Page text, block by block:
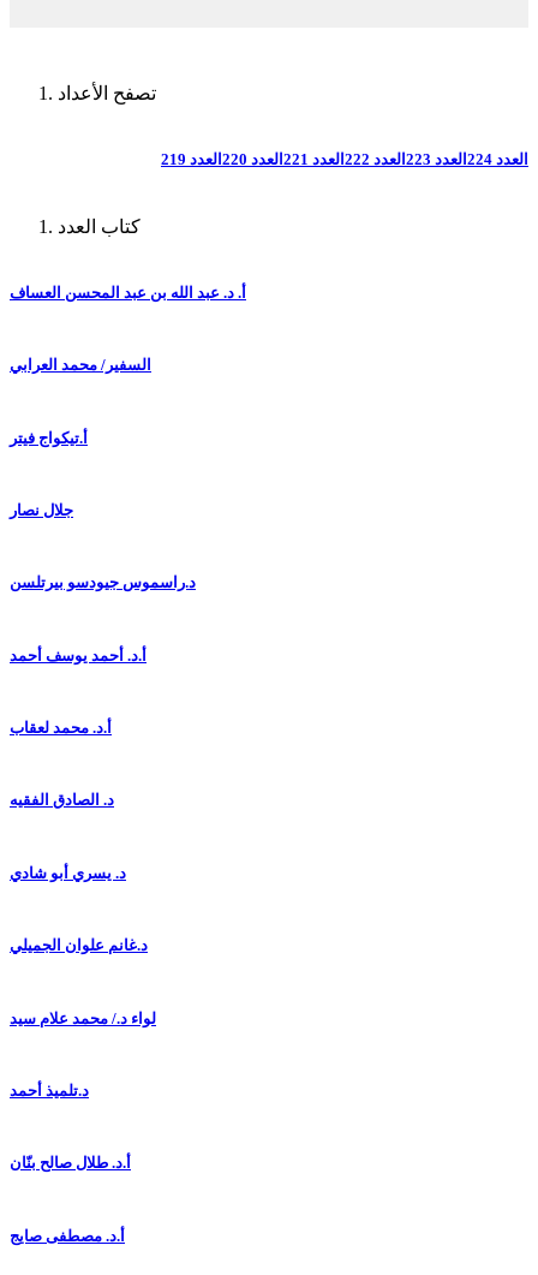
تصفح الأعداد
العدد 224 العدد 223 العدد 222 العدد 221 العدد 220 العدد 219
كتاب العدد
أ. د. عبد الله بن عبد المحسن العساف
السفير/ محمد العرابي
أ.تيكواج فيتر
جلال نصار
د.راسموس جيودسو بيرتلسن
أ.د. أحمد يوسف أحمد
أ.د. محمد لعقاب
د. الصادق الفقيه
د. يسري أبو شادي
د.غانم علوان الجميلي
لواء د./ محمد علام سيد
د.تلميذ أحمد
أ.د. طلال صالح بنّان
أ.د. مصطفى صايج